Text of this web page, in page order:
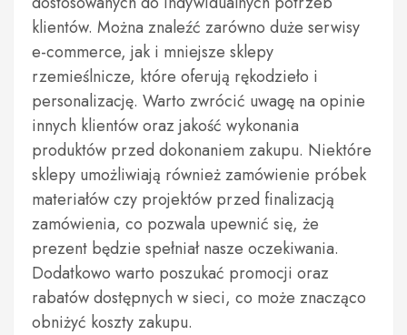
klientów. Można znaleźć zarówno duże serwisy
e-commerce, jak i mniejsze sklepy
rzemieślnicze, które oferują rękodzieło i
personalizację. Warto zwrócić uwagę na opinie
innych klientów oraz jakość wykonania
produktów przed dokonaniem zakupu. Niektóre
sklepy umożliwiają również zamówienie próbek
materiałów czy projektów przed finalizacją
zamówienia, co pozwala upewnić się, że
prezent będzie spełniał nasze oczekiwania.
Dodatkowo warto poszukać promocji oraz
rabatów dostępnych w sieci, co może znacząco
obniżyć koszty zakupu.